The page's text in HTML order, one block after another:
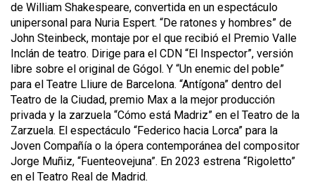
de William Shakespeare, convertida en un espectáculo
unipersonal para Nuria Espert. “De ratones y hombres” de
John Steinbeck, montaje por el que recibió el Premio Valle
Inclán de teatro. Dirige para el CDN “El Inspector”, versión
libre sobre el original de Gógol. Y “Un enemic del poble”
para el Teatre Lliure de Barcelona. “Antígona” dentro del
Teatro de la Ciudad, premio Max a la mejor producción
privada y la zarzuela “Cómo está Madriz” en el Teatro de la
Zarzuela. El espectáculo “Federico hacia Lorca” para la
Joven Compañía o la ópera contemporánea del compositor
Jorge Muñiz, “Fuenteovejuna”. En 2023 estrena “Rigoletto”
en el Teatro Real de Madrid.